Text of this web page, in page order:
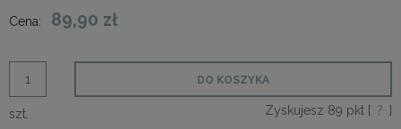
Cena: 89,90 zł
szt.
DO KOSZYKA
Zyskujesz 89 pkt [ ? ]